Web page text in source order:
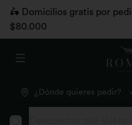
🛵 Domicilios gratis por
$80.000
Abrir menu de navegación
¿Dónde quieres pedir?